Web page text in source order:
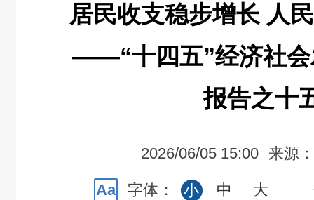
居民收支稳步增长 人
——“十四五”经济社会
报告之十
2026/06/05 15:00 来源
Aa 字体： 小 中 大